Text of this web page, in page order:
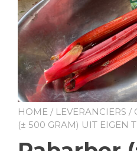
HOME / LEVERANCIERS /
(± 500 GRAM) UIT EIGEN